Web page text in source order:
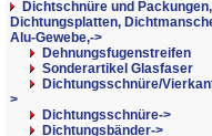
Dichtschnüre und Packungen,
Dichtungsplatten,
Alu-Gewebe,->
Dehnungsfugenstreifen
Sonderartikel Glasfaser
Dichtungsschnüre/
>
Dichtungsschnüre->
Dichtungsbänder->